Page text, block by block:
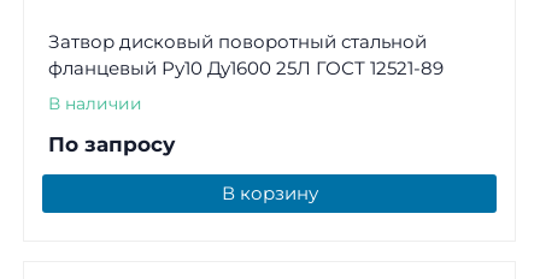
Затвор дисковый поворотный стальной
фланцевый Ру10 Ду1600 25Л ГОСТ 12521-89
В наличии
По запросу
В корзину